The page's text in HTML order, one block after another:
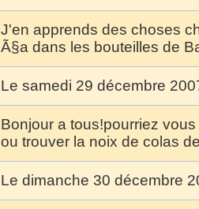
J'en apprends des choses
Ã§a dans les bouteilles de
Le samedi 29 décembre
Bonjour a tous!pourriez
ou trouver la noix de colas
Le dimanche 30 décembre